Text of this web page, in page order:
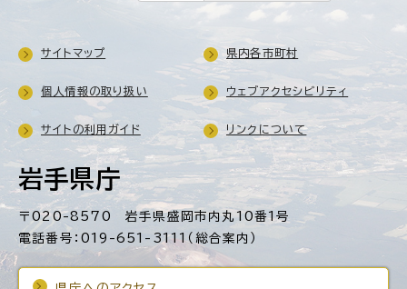
岩手県庁
〒020-8570 岩手県盛岡市内丸10番1号
電話番号：019-651-3111（総合案内）
サイトマップ 県内各市町村
個人情報の取り扱い ウェブアクセシビリティ
サイトの利用ガイド リンクについて